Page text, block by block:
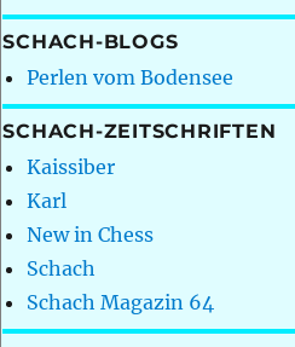
SCHACH-BLOGS
Perlen vom Bodensee
SCHACH-ZEITSCHRIFTEN
Kaissiber
Karl
New in Chess
Schach
Schach Magazin 64